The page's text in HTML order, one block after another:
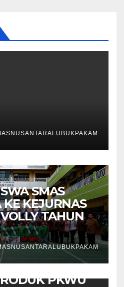
SMAS
KEJURNAS
TAHUN
PKWU